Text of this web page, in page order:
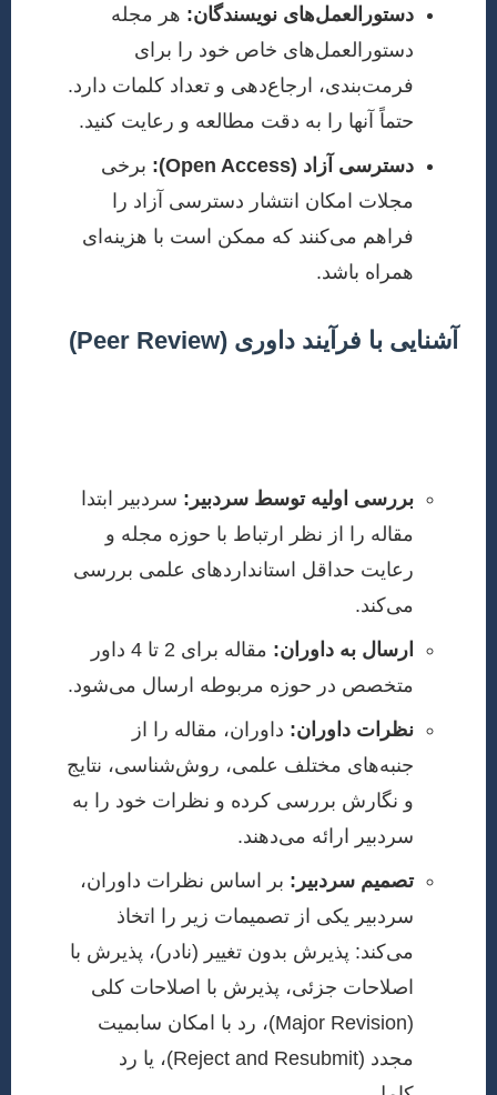
دستورالعمل‌های نویسندگان: هر مجله
دستورالعمل‌های خاص خود را برای
فرمت‌بندی، ارجاع‌دهی و تعداد کلمات دارد.
حتماً آنها را به دقت مطالعه و رعایت کنید.
دسترسی آزاد (Open Access):
برخی
مجلات امکان انتشار دسترسی آزاد را
فراهم می‌کنند که ممکن است با هزینه‌ای
همراه باشد.
آشنایی با فرآیند داوری (Peer Review)
بررسی اولیه توسط سردبیر: سردبیر ابتدا
مقاله را از نظر ارتباط با حوزه مجله و
رعایت حداقل استانداردهای علمی بررسی
می‌کند.
ارسال به داوران:
مقاله برای 2 تا 4 داور
متخصص در حوزه مربوطه ارسال می‌شود.
نظرات داوران: داوران، مقاله را از
جنبه‌های مختلف علمی، روش‌شناسی، نتایج
و نگارش بررسی کرده و نظرات خود را به
سردبیر ارائه می‌دهند.
تصمیم سردبیر: بر اساس نظرات داوران،
سردبیر یکی از تصمیمات زیر را اتخاذ
می‌کند: پذیرش بدون تغییر (نادر)، پذیرش با
اصلاحات جزئی، پذیرش با اصلاحات کلی
(Major Revision)، رد با امکان سابمیت
مجدد (Reject and Resubmit)، یا رد